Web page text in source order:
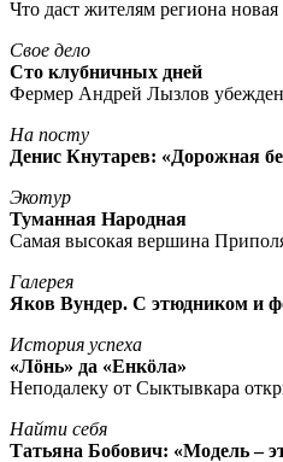
Что даст жителям региона
Свое дело
Сто клубничных дней
Фермер Андрей Лызлов
На посту
Денис Кнутарев: «Дорожная
Экотур
Туманная Народная
Самая высокая вершина
Галерея
Яков Вундер. С этюдником и
История успеха
«Лöнь» да «Енкöла»
Неподалеку от Сыктывкара
Найти себя
Татьяна Бобович: «Модель –